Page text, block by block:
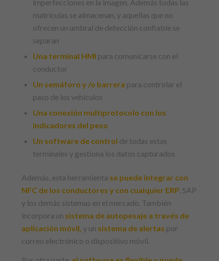
imperfecciones en la imagen. Además todas las
matrículas se almacenan, y aquellas que no
ofrecen un umbral de detección confiable se
separan
Una terminal HMI para comunicarse con el
conductor
Un semáforo y /o barrera para controlar el
paso de los vehículos
Una conexión multiprotocolo con los
indicadores del peso
Un software de control de todas estas
terminales y gestiona los datos capturados
Además, esta herramienta se puede integrar con
NFC de los conductores y con cualquier ERP , SAP
y los demás sistemas en el mercado. También
incorpora un sistema de autopesaje a través de
aplicación móvil, y un sistema de alertas por
correo electrónico o dispositivo móvil.